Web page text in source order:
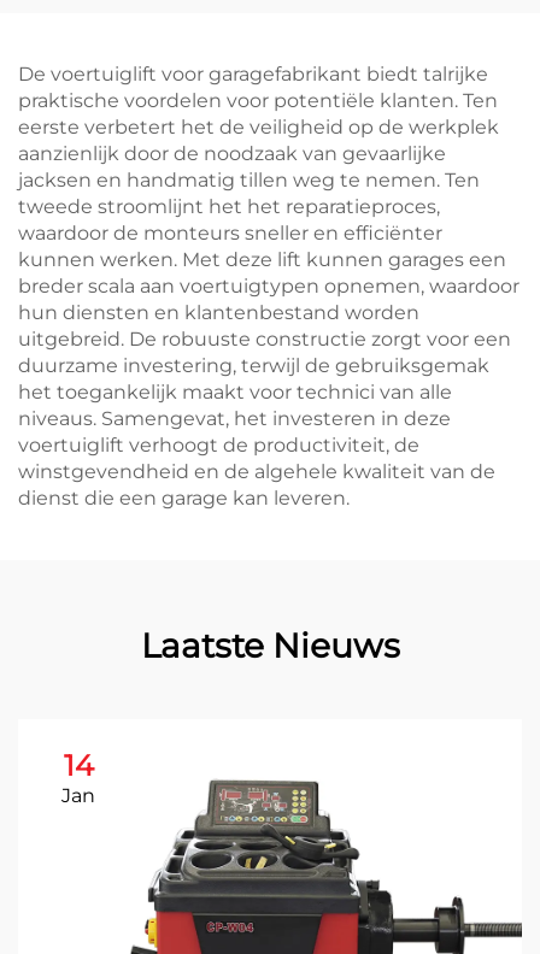
De voertuiglift voor garagefabrikant biedt talrijke
praktische voordelen voor potentiële klanten. Ten
eerste verbetert het de veiligheid op de werkplek
aanzienlijk door de noodzaak van gevaarlijke
jacksen en handmatig tillen weg te nemen. Ten
tweede stroomlijnt het het reparatieproces,
waardoor de monteurs sneller en efficiënter
kunnen werken. Met deze lift kunnen garages een
breder scala aan voertuigtypen opnemen, waardoor
hun diensten en klantenbestand worden
uitgebreid. De robuuste constructie zorgt voor een
duurzame investering, terwijl de gebruiksgemak
het toegankelijk maakt voor technici van alle
niveaus. Samengevat, het investeren in deze
voertuiglift verhoogt de productiviteit, de
winstgevendheid en de algehele kwaliteit van de
dienst die een garage kan leveren.
Laatste Nieuws
14
Jan